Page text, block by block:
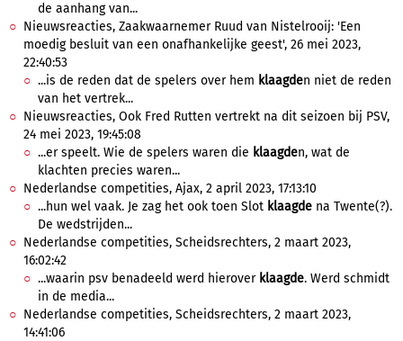
de aanhang van...
Nieuwsreacties, Zaakwaarnemer Ruud van Nistelrooij: 'Een
moedig besluit van een onafhankelijke geest', 26 mei 2023,
22:40:53
...is de reden dat de spelers over hem klaagden niet de reden
van het vertrek...
Nieuwsreacties, Ook Fred Rutten vertrekt na dit seizoen bij PSV,
24 mei 2023, 19:45:08
...er speelt. Wie de spelers waren die klaagden, wat de
klachten precies waren...
Nederlandse competities, Ajax, 2 april 2023, 17:13:10
...hun wel vaak. Je zag het ook toen Slot klaagde na Twente(?).
De wedstrijden...
Nederlandse competities, Scheidsrechters, 2 maart 2023,
16:02:42
...waarin psv benadeeld werd hierover klaagde. Werd schmidt
in de media...
Nederlandse competities, Scheidsrechters, 2 maart 2023,
14:41:06